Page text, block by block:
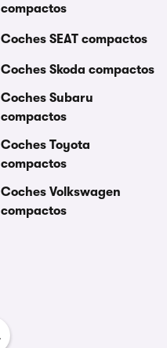
compactos
Coches SEAT compactos
Coches Skoda compactos
Coches Subaru
compactos
Coches Toyota
compactos
Coches Volkswagen
compactos